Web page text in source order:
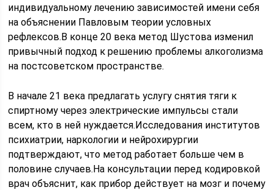
индивидуальному лечению зависимостей имени себя
на объяснении Павловым теории условных
рефлексов.В конце 20 века метод Шустова изменил
привычный подход к решению проблемы алкоголизма
на постсоветском пространстве.
В начале 21 века предлагать услугу снятия тяги к
спиртному через электрические импульсы стали
всем, кто в ней нуждается.Исследования институтов
психиатрии, наркологии и нейрохирургии
подтверждают, что метод работает больше чем в
половине случаев.На консультации перед кодировкой
врач объяснит, как прибор действует на мозг и почему